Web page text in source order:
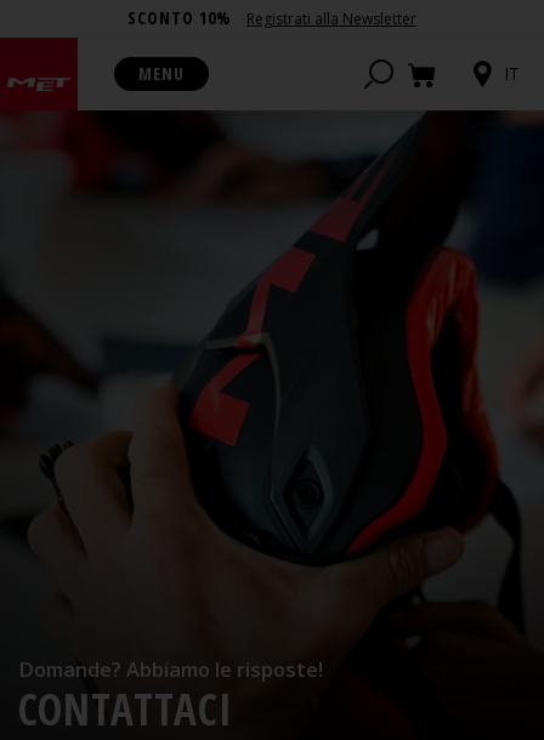
SCONTO 10% Registrati alla Newsletter
MENU IT
Domande? Abbiamo le risposte!
CONTATTACI